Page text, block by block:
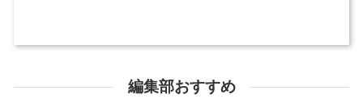
編集部おすすめ